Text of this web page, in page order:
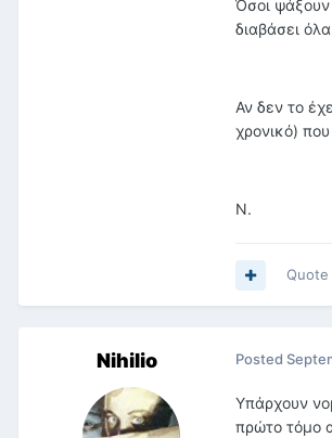
Όσοι ψάξουν
διαβάσει
Αν δεν το
χρονικό)
N.
Quote
Nihilio Posted
Υπάρχουν
πρώτο τόμο